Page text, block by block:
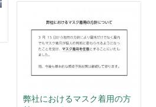
弊社におけるマスク着用の方